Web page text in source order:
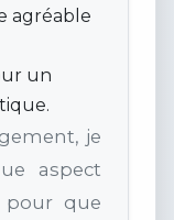
agréable
un
je
aspect
pour que